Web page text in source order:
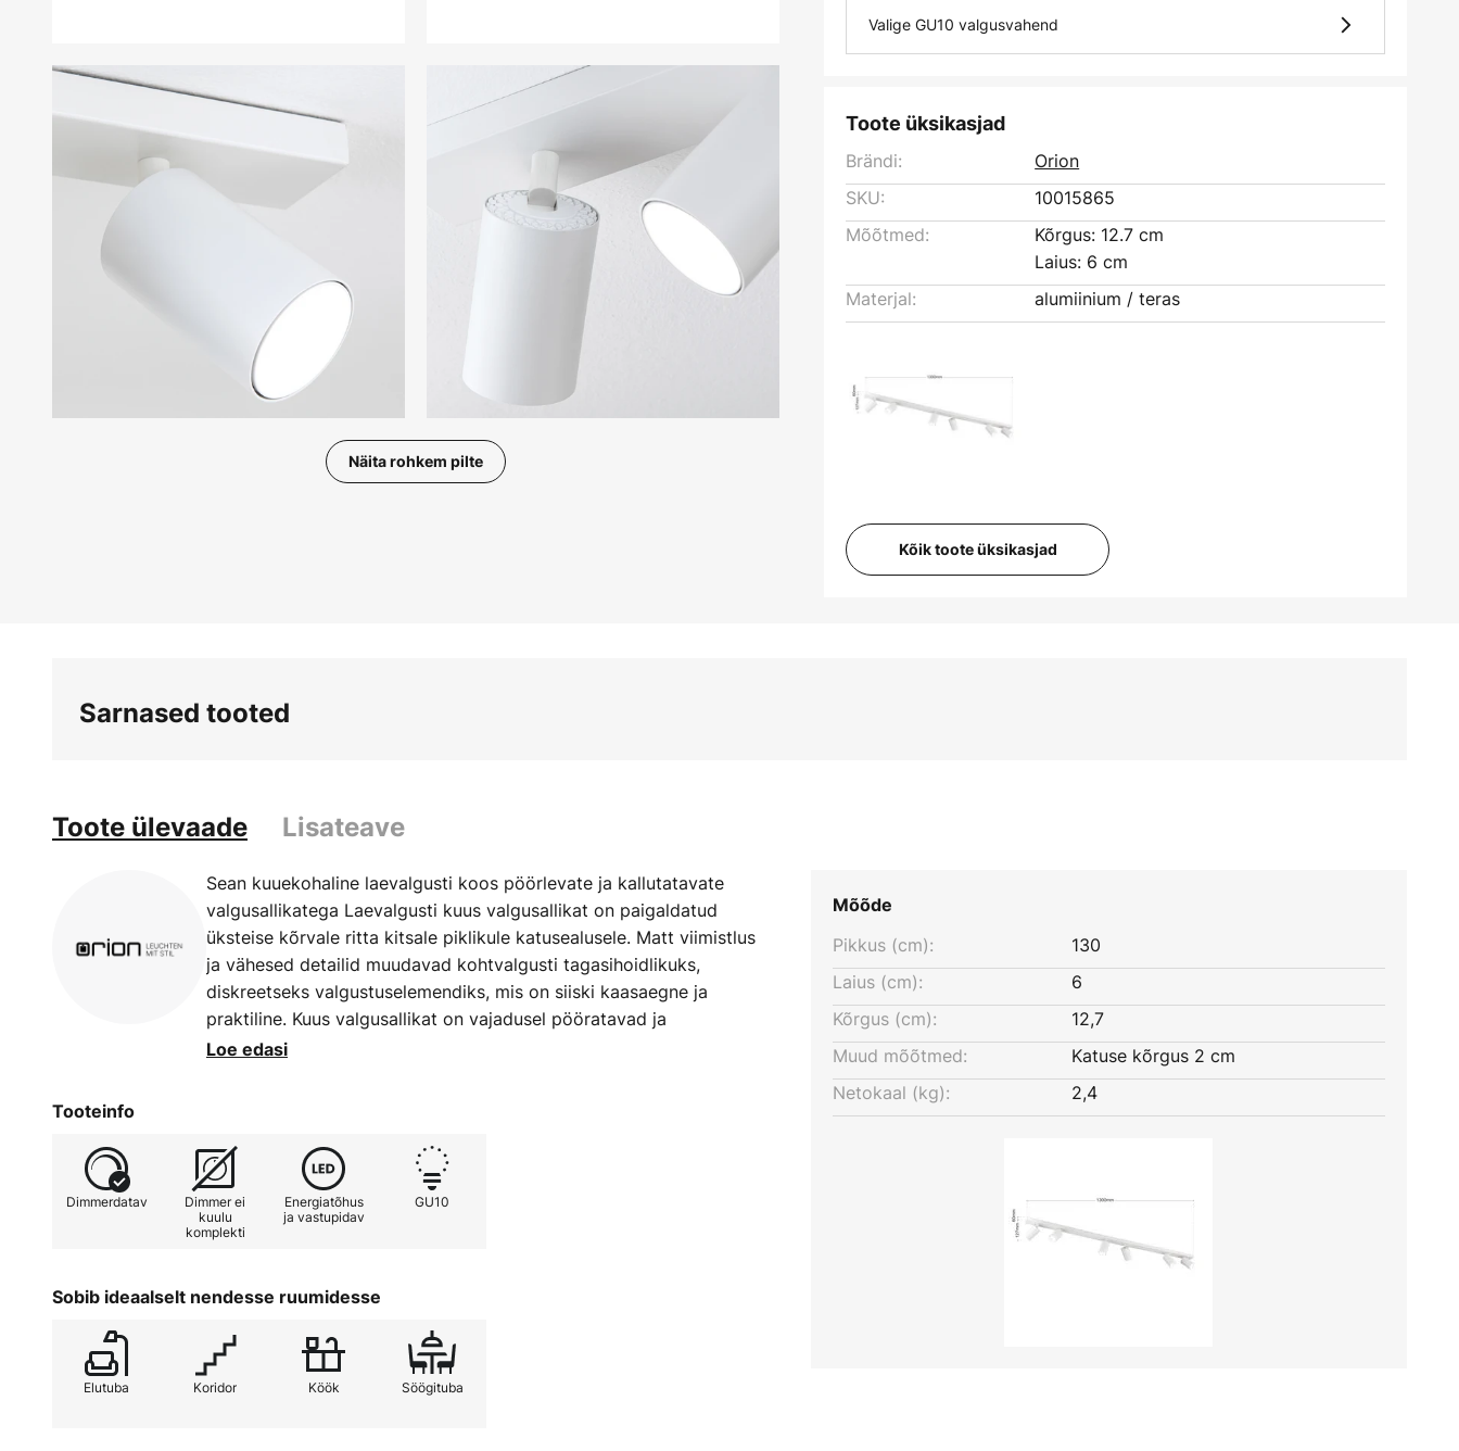
Näita rohkem pilte
Valige GU10 valgusvahend
Toote üksikasjad
Brändi:
Orion
SKU:
10015865
Mõõtmed:
Kõrgus: 12.7 cm
Laius: 6 cm
Materjal:
alumiinium / teras
Kõik toote üksikasjad
Sarnased tooted
Toote ülevaade Lisateave
Sean kuuekohaline laevalgusti koos pöörlevate ja kallutatavate
valgusallikatega Laevalgusti kuus valgusallikat on paigaldatud
üksteise kõrvale ritta kitsale piklikule katusealusele. Matt viimistlus
ja vähesed detailid muudavad kohtvalgusti tagasihoidlikuks,
diskreetseks valgustuselemendiks, mis on siiski kaasaegne ja
praktiline. Kuus valgusallikat on vajadusel pööratavad ja
pööratavad, tagades valgusvihu optimaalse suunamise. See
Loe edasi
Tooteinfo
Dimmerdatav
Dimmer ei
kuulu
komplekti
Energiatõhus
ja vastupidav
GU10
Sobib ideaalselt nendesse ruumidesse
Elutuba Koridor Köök Söögituba
Mõõde
Pikkus (cm):
130
Laius (cm):
6
Kõrgus (cm):
12,7
Muud mõõtmed:
Katuse kõrgus 2 cm
Netokaal (kg):
2,4